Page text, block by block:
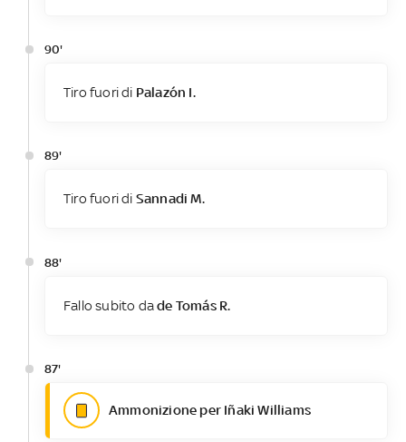
90'
Tiro fuori di Palazón I.
89'
Tiro fuori di Sannadi M.
88'
Fallo subito dade Tomás R.
87'
Ammonizione per Iñaki Williams